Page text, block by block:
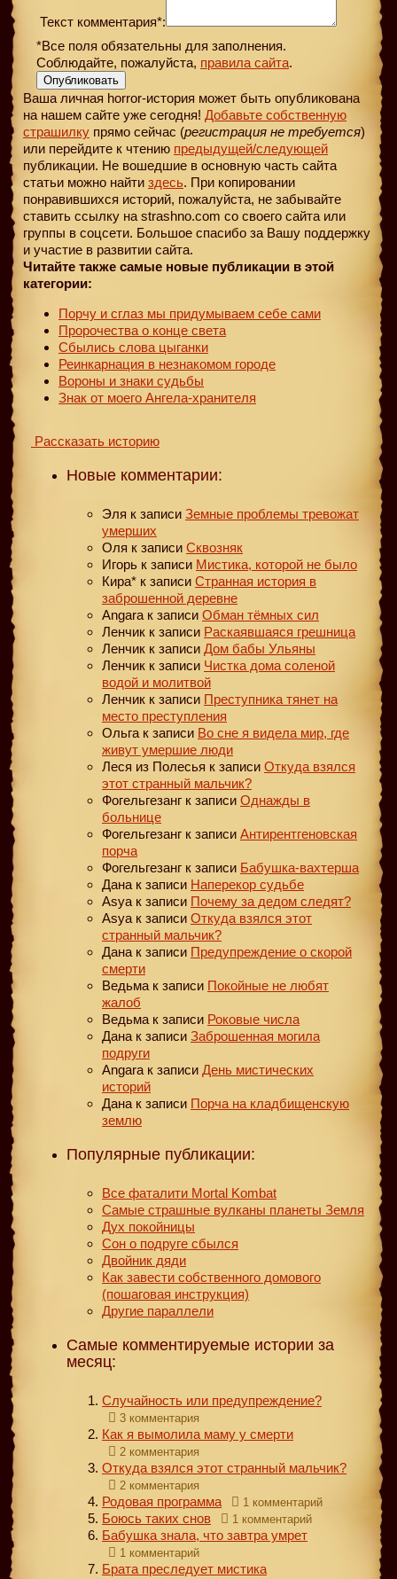
Текст комментария*:
*Все поля обязательны для заполнения.
Соблюдайте, пожалуйста, правила сайта.
Опубликовать
Ваша личная horror-история может быть опубликована
на нашем сайте уже сегодня! Добавьте собственную
страшилку прямо сейчас (регистрация не требуется)
или перейдите к чтению предыдущей/следующей
публикации. Не вошедшие в основную часть сайта
статьи можно найти здесь. При копировании
понравившихся историй, пожалуйста, не забывайте
ставить ссылку на strashno.com со своего сайта или
группы в соцсети. Большое спасибо за Вашу поддержку
и участие в развитии сайта.
Читайте также самые новые публикации в этой
категории:
Порчу и сглаз мы придумываем себе сами
Пророчества о конце света
Сбылись слова цыганки
Реинкарнация в незнакомом городе
Вороны и знаки судьбы
Знак от моего Ангела-хранителя
Рассказать историю
Новые комментарии:
Эля к записи Земные проблемы тревожат
умерших
Оля к записи Сквозняк
Игорь к записи Мистика, которой не было
Кира* к записи Странная история в
заброшенной деревне
Angara к записи Обман тёмных сил
Ленчик к записи Раскаявшаяся грешница
Ленчик к записи Дом бабы Ульяны
Ленчик к записи Чистка дома соленой
водой и молитвой
Ленчик к записи Преступника тянет на
место преступления
Ольга к записи Во сне я видела мир, где
живут умершие люди
Леся из Полесья к записи Откуда взялся
этот странный мальчик?
Фогельгезанг к записи Однажды в
больнице
Фогельгезанг к записи Антирентгеновская
порча
Фогельгезанг к записи Бабушка-вахтерша
Дана к записи Наперекор судьбе
Asya к записи Почему за дедом следят?
Asya к записи Откуда взялся этот
странный мальчик?
Дана к записи Предупреждение о скорой
смерти
Ведьма к записи Покойные не любят
жалоб
Ведьма к записи Роковые числа
Дана к записи Заброшенная могила
подруги
Angara к записи День мистических
историй
Дана к записи Порча на кладбищенскую
землю
Популярные публикации:
Все фаталити Mortal Kombat
Самые страшные вулканы планеты Земля
Дух покойницы
Сон о подруге сбылся
Двойник дяди
Как завести собственного домового
(пошаговая инструкция)
Другие параллели
Самые комментируемые истории за
месяц:
Случайность или предупреждение?
3 комментария
Как я вымолила маму у смерти
2 комментария
Откуда взялся этот странный мальчик?
2 комментария
Родовая программа 1 комментарий
Боюсь таких снов 1 комментарий
Бабушка знала, что завтра умрет
1 комментарий
Брата преследует мистика